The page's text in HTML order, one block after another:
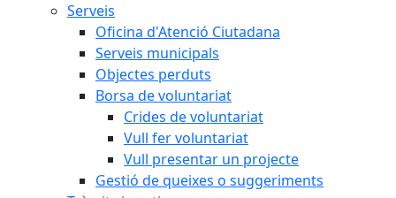
Serveis
Oficina d'Atenció Ciutadana
Serveis municipals
Objectes perduts
Borsa de voluntariat
Crides de voluntariat
Vull fer voluntariat
Vull presentar un projecte
Gestió de queixes o suggeriments